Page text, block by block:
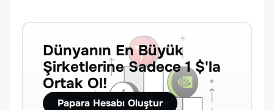
Dünyanın En Büyük
Şirketlerine Sadece 1 $'la
Ortak Ol!
Papara Hesabı Oluştur